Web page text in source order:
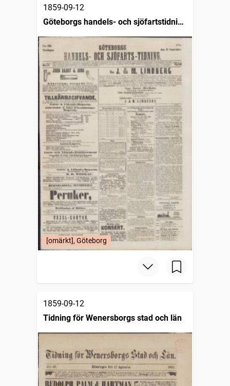
1859-09-12
Göteborgs handels- och sjöfartstidning
(1832)
[omärkt], Göteborg
1859-09-12
Tidning för Wenersborgs stad och län